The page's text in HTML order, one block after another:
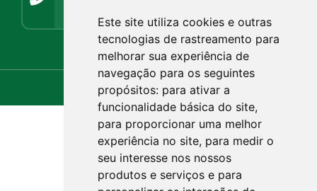
Este site utiliza cookies e outras
tecnologias de rastreamento para
melhorar sua experiência de
navegação para os seguintes
propósitos: para ativar a
funcionalidade básica do site,
para proporcionar uma melhor
experiência no site, para medir o
seu interesse nos nossos
produtos e serviços e para
imprensaguabijurs@gmail.com
Webmail.rs.gov.br Webmail.com.br